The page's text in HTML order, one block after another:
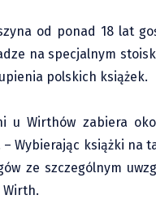
od ponad 18 lat
na specjalnym
polskich książek.
Wirthów zabiera
Wybierając książki na
ze szczególnym
Wirth.